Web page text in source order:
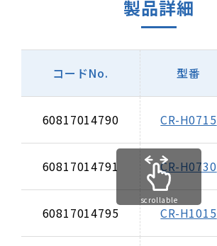
製品詳細
コードNo. 型番
60817014790 CR-H0715
60817014791 CR-H0730
60817014795 CR-H1015
scrollable